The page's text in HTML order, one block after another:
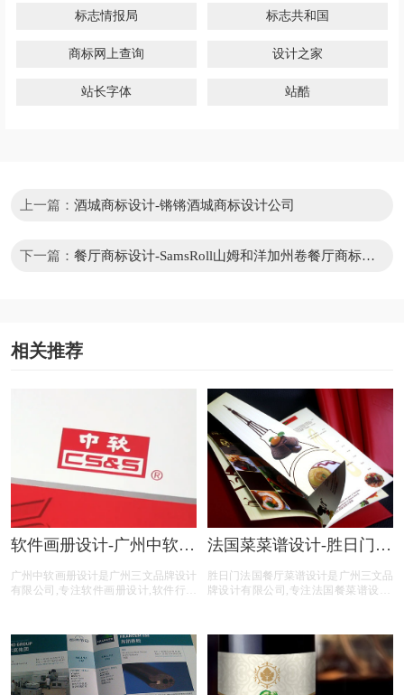
标志情报局 标志共和国
商标网上查询 设计之家
站长字体 站酷
上一篇： 酒城商标设计-锵锵酒城商标设计公司
下一篇： 餐厅商标设计-SamsRoll山姆和洋加州卷餐厅商标设
相关推荐
软件画册设计-广州中软画
广州中软画册设计是广州三文品牌设计
有限公司,专注软件画册设计,软件行业
前期提供画册整体策划,照片拍摄,文案
撰写,画册印刷等软件画册设计服务。
法国菜菜谱设计-胜日门法
胜日门法国餐厅菜谱设计是广州三文品
牌设计有限公司,专注法国餐菜谱设计,
电商菜谱设计,提供专业菜谱设计,中餐
菜谱设计,西餐菜谱设计,自助餐菜谱设
计,火锅菜谱设计等法国餐菜谱设计服